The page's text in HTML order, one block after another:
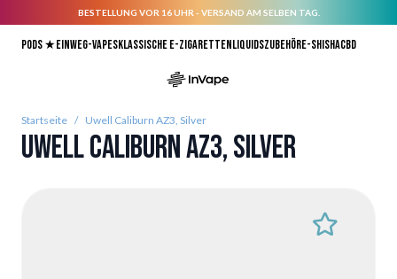
BESTELLUNG VOR 16 UHR - VERSAND AM SELBEN TAG.
Pods ★Einweg-VapesKlassische E-ZigarettenLiquidsZubehörE-ShishaCBD
Startseite / Uwell Caliburn AZ3, Silver
Uwell Caliburn AZ3, Silver